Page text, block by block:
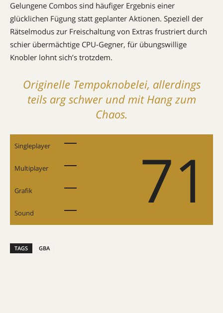
Gelungene Combos sind häufiger Ergebnis einer
glücklichen Fügung statt geplanter Aktionen. Speziell der
Rätselmodus zur Freischaltung von Extras frustriert durch
schier übermächtige CPU-Gegner, für übungswillige
Knobler lohnt sich’s trotzdem.
Originelle Tempoknobelei, allerdings
teils arg schwer und mit Hang zum
Chaos.
Singleplayer 71
Multiplayer
Grafik
Sound
TAGS GBA